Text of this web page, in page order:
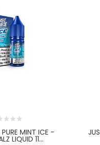
MINT ICE -
LIQUID 11...